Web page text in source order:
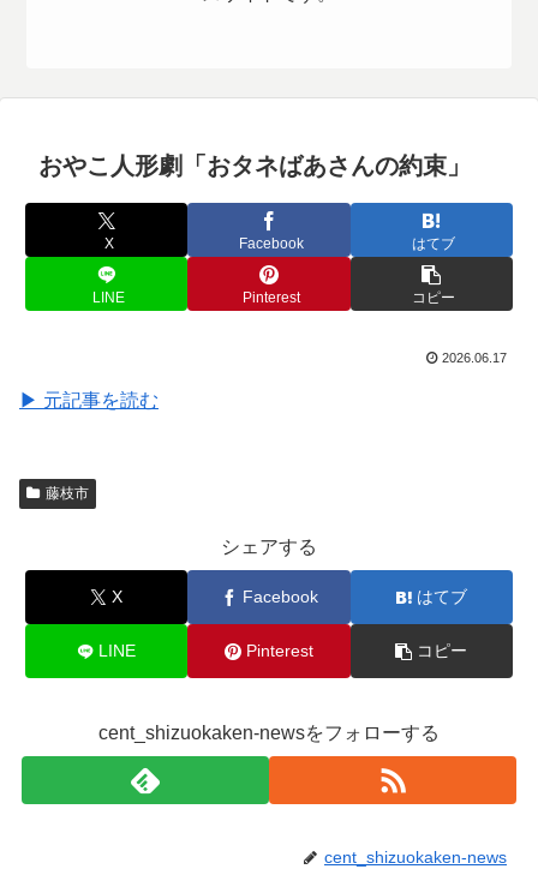
おやこ人形劇「おタネばあさんの約束」
X Facebook はてブ
LINE Pinterest コピー
2026.06.17
▶ 元記事を読む
藤枝市
シェアする
X Facebook はてブ
LINE Pinterest コピー
cent_shizuokaken-newsをフォローする
cent_shizuokaken-news